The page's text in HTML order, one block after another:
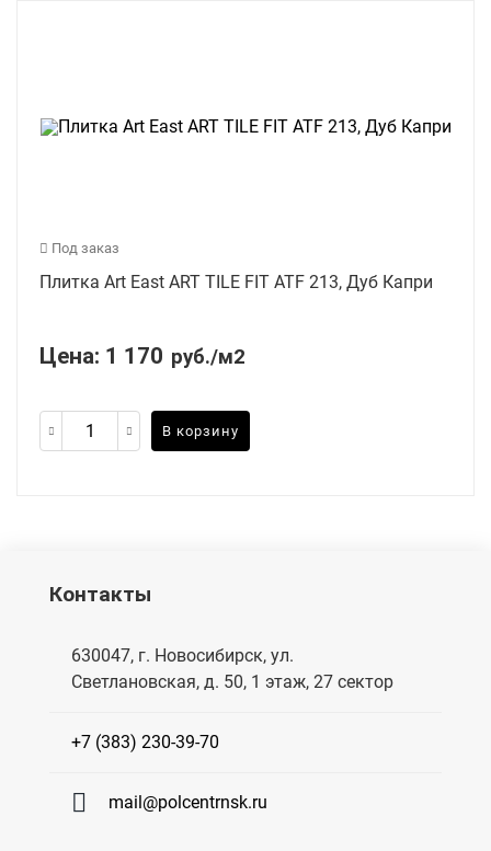
Под заказ
Плитка Art East ART TILE FIT ATF 213, Дуб Капри
Цена: 1 170 руб./м2
В корзину
Контакты
630047, г. Новосибирск, ул.
Светлановская, д. 50, 1 этаж, 27 сектор
+7 (383) 230-39-70
mail@polcentrnsk.ru